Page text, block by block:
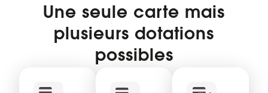
Une seule carte mais
plusieurs dotations
possibles